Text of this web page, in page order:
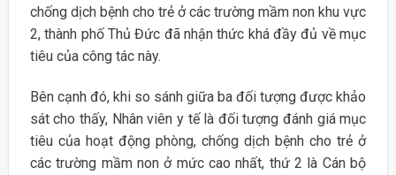
chống dịch bệnh cho trẻ ở các trường mầm non khu vực
2, thành phố Thủ Đức đã nhận thức khá đầy đủ về mục
tiêu của công tác này.
Bên cạnh đó, khi so sánh giữa ba đối tượng được khảo
sát cho thấy, Nhân viên y tế là đối tượng đánh giá mục
tiêu của hoạt động phòng, chống dịch bệnh cho trẻ ở
các trường mầm non ở mức cao nhất, thứ 2 là Cán bộ